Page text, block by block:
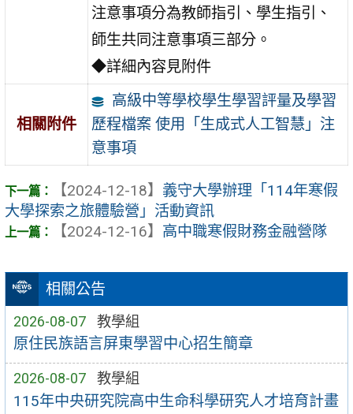
相關公告
2026-08-07 教學組
原住民族語言屏東學習中心招生簡章
2026-08-07 教學組
115年中央研究院高中生命科學研究人才培育計畫
注意事項分為教師指引、學生指引、
師生共同注意事項三部分。
◆詳細內容見附件
相關附件
高級中等學校學生學習評量及學習
歷程檔案 使用「生成式人工智慧」注
意事項
【2024-12-18】 義守大學辦理「114年寒假
大學探索之旅體驗營」活動資訊
【2024-12-16】 高中職寒假財務金融營隊